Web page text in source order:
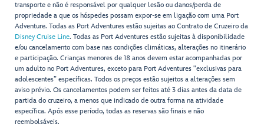
transporte e não é responsável por qualquer lesão ou danos/perda de
propriedade a que os hóspedes possam expor-se em ligação com uma Port
Adventure. Todas as Port Adventures estão sujeitas ao Contrato de Cruzeiro da
Disney Cruise Line. Todas as Port Adventures estão sujeitas à disponibilidade
e/ou cancelamento com base nas condições climáticas, alterações no itinerário
e participação. Crianças menores de 18 anos devem estar acompanhadas por
um adulto no Port Adventures, exceto para Port Adventures "exclusivas para
adolescentes” específicas. Todos os preços estão sujeitos a alterações sem
aviso prévio. Os cancelamentos podem ser feitos até 3 dias antes da data de
partida do cruzeiro, a menos que indicado de outra forma na atividade
específica. Após esse período, todas as reservas são finais e não
reembolsáveis.